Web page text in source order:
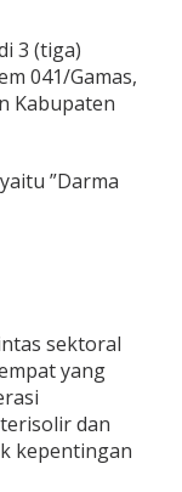
3 (tiga)
041/Gamas,
Kabupaten
”Darma
sektoral
yang
dan
kepentingan